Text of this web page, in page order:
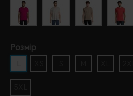
Розмір